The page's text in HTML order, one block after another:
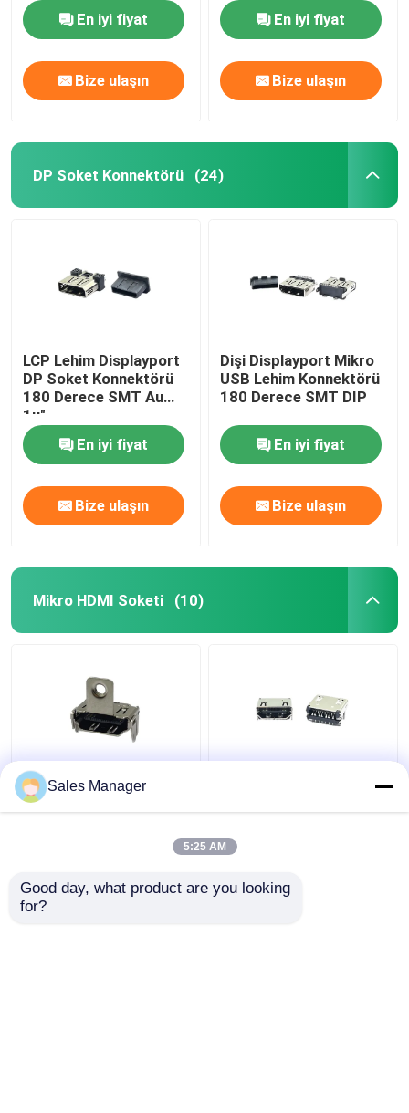
En iyi fiyat
Bize ulaşın
En iyi fiyat
Bize ulaşın
DP Soket Konnektörü (24)
LCP Lehim Displayport
DP Soket Konnektörü
180 Derece SMT Au
1u"
En iyi fiyat
Bize ulaşın
Dişi Displayport Mikro
USB Lehim Konnektörü
180 Derece SMT DIP
En iyi fiyat
Bize ulaşın
Mikro HDMI Soketi (10)
Yatay SMT fişi HDMI
Soket Bağlantısı Altın
Panel GRD Flanş
Sales Manager
5:25 AM
Good day, what product are you looking
for?